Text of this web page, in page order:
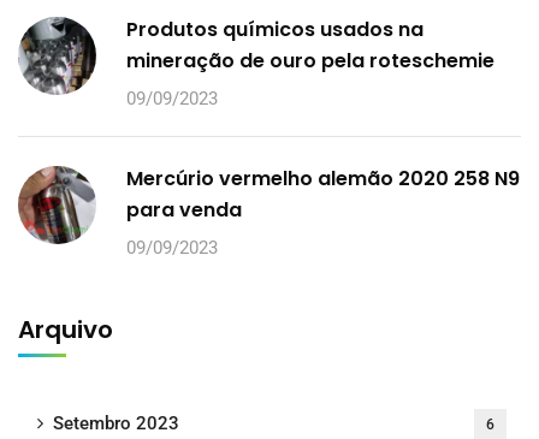
Produtos químicos usados na
mineração de ouro pela roteschemie
09/09/2023
Mercúrio vermelho alemão 2020 258 N9
para venda
09/09/2023
Arquivo
Setembro 2023 6